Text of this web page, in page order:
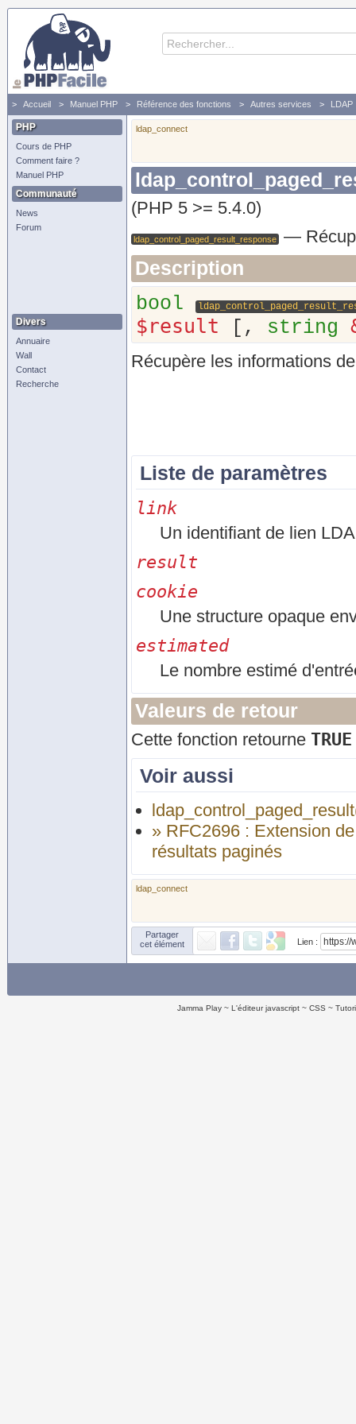
Accueil Manuel PHP Référence des fonctions Autres services LDAP
PHP
Cours de PHP
Comment faire ?
Manuel PHP
Communauté
News
Forum
Divers
Annuaire
Wall
Contact
Recherche
ldap_connect
(PHP 5 >= 5.4.0)
ldap_control_paged_result_response —
Description
bool
$result [, string
Récupère les informations
Liste de paramètres
link
Un identifiant de lien
result
cookie
Une structure opaque
estimated
Le nombre estimé
Valeurs de retour
Cette fonction retourne TRUE
Voir aussi
» RFC2696 : Extension
résultats paginés
ldap_connect
Partager
cet élément
Lien :
Jamma Play L'éditeur javascript CSS